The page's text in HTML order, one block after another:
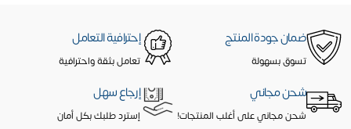
ضمان جودة المنتج
تسوق بسهولة
إحترافية التعامل
تعامل بثقة واحترافية
شحن مجاني
شحن مجاني على أغلب المنتجات!
إرجاع سهل
إسترد طلبك بكل أمان